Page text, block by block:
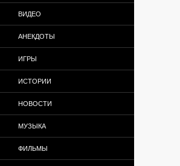
ВИДЕО
АНЕКДОТЫ
ИГРЫ
ИСТОРИИ
НОВОСТИ
МУЗЫКА
ФИЛЬМЫ